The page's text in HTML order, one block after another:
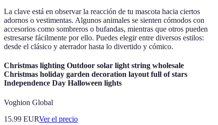
La clave está en observar la reacción de tu mascota hacia ciertos
adornos o vestimentas. Algunos animales se sienten cómodos con
accesorios como sombreros o bufandas, mientras que otros pueden
estresarse fácilmente por ello. Puedes elegir entre diversos estilos:
desde el clásico y aterrador hasta lo divertido y cómico.
Christmas lighting Outdoor solar light string wholesale
Christmas holiday garden decoration layout full of stars
Independence Day Halloween lights
Voghion Global
15.99 EURVer el precio